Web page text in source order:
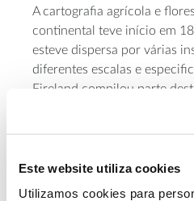
Este website utiliza cookies
Utilizamos cookies para
A cartografia agrícola e
continental teve início em
esteve dispersa por várias
diferentes escalas e
Fireland compilou parte
harmonizou-a no Mapa
conhecer como evoluiu a